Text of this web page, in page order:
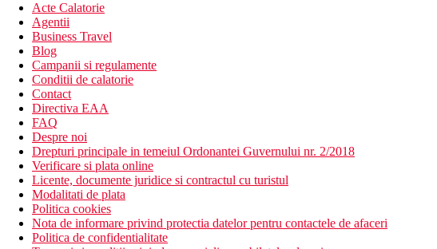
Acte Calatorie
Agentii
Business Travel
Blog
Campanii si regulamente
Conditii de calatorie
Contact
Directiva EAA
FAQ
Despre noi
Drepturi principale in temeiul Ordonantei Guvernului nr. 2/2018
Verificare si plata online
Licente, documente juridice si contractul cu turistul
Modalitati de plata
Politica cookies
Nota de informare privind protectia datelor pentru contactele de afaceri
Politica de confidentialitate